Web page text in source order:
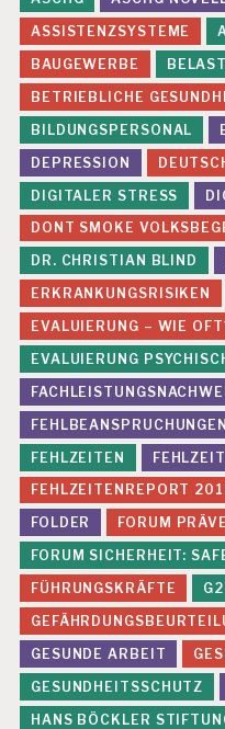
ASSISTENZSYSTEME
BAUGEWERBE
BETRIEBLICHE
BILDUNGSPERSONAL
DEPRESSION
DIGITALER STRESS
DONT SMOKE
DR. CHRISTIAN BLIND
ERKRANKUNGSRISIKEN
EVALUIERUNG – WIE
EVALUIERUNG
FEHLBEANSPRUCHUNGEN
FEHLZEITEN
FEHLZEITENREPORT
FOLDER
FORUM
FORUM SICHERHEIT:
FÜHRUNGSKRÄFTE
GESUNDE ARBEIT
GESUNDHEITSSCHUTZ
HANS BÖCKLER